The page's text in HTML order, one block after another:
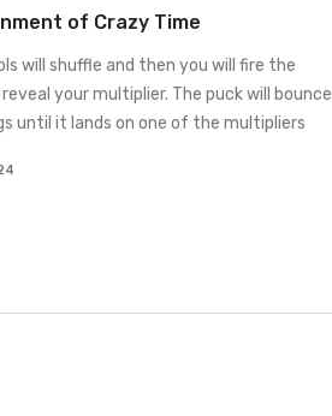
of Crazy Time
will shuffle and then you will fire the
your multiplier. The puck will bounce
until it lands on one of the multipliers